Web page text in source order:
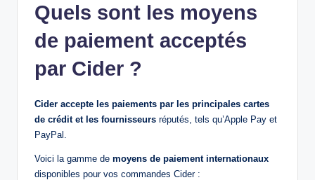
Quels sont les moyens
de paiement acceptés
par Cider ?
Cider accepte les paiements par les principales cartes
de crédit et les fournisseurs réputés, tels qu’Apple Pay et
PayPal.
Voici la gamme de moyens de paiement internationaux
disponibles pour vos commandes Cider :